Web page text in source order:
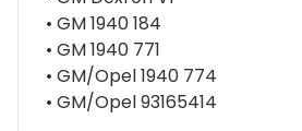
• GM 1940 184
• GM 1940 771
• GM/Opel 1940 774
• GM/Opel 93165414